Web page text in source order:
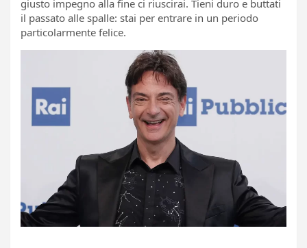
giusto impegno alla fine ci riuscirai. Tieni duro e buttati
il passato alle spalle: stai per entrare in un periodo
particolarmente felice.